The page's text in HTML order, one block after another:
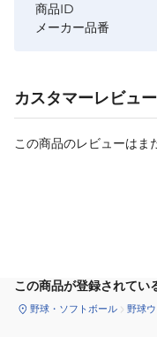
商品ID
メーカー品番
カスタマーレビュー
この商品のレビューはま
この商品が登録されてい
野球・ソフトボール 野球